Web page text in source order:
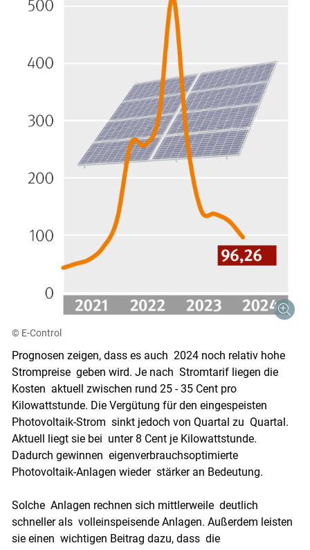
Skip to main content
© E-Control
Prognosen zeigen, dass es auch 2024 noch relativ hohe
Strompreise geben wird. Je nach Stromtarif liegen die
Kosten aktuell zwischen rund 25 - 35 Cent pro
Kilowattstunde. Die Vergütung für den eingespeisten
Photovoltaik-Strom sinkt jedoch von Quartal zu Quartal.
Aktuell liegt sie bei unter 8 Cent je Kilowattstunde.
Dadurch gewinnen eigenverbrauchsoptimierte
Photovoltaik-Anlagen wieder stärker an Bedeutung.
Solche Anlagen rechnen sich mittlerweile deutlich
schneller als volleinspeisende Anlagen. Außerdem leisten
sie einen wichtigen Beitrag dazu, dass die